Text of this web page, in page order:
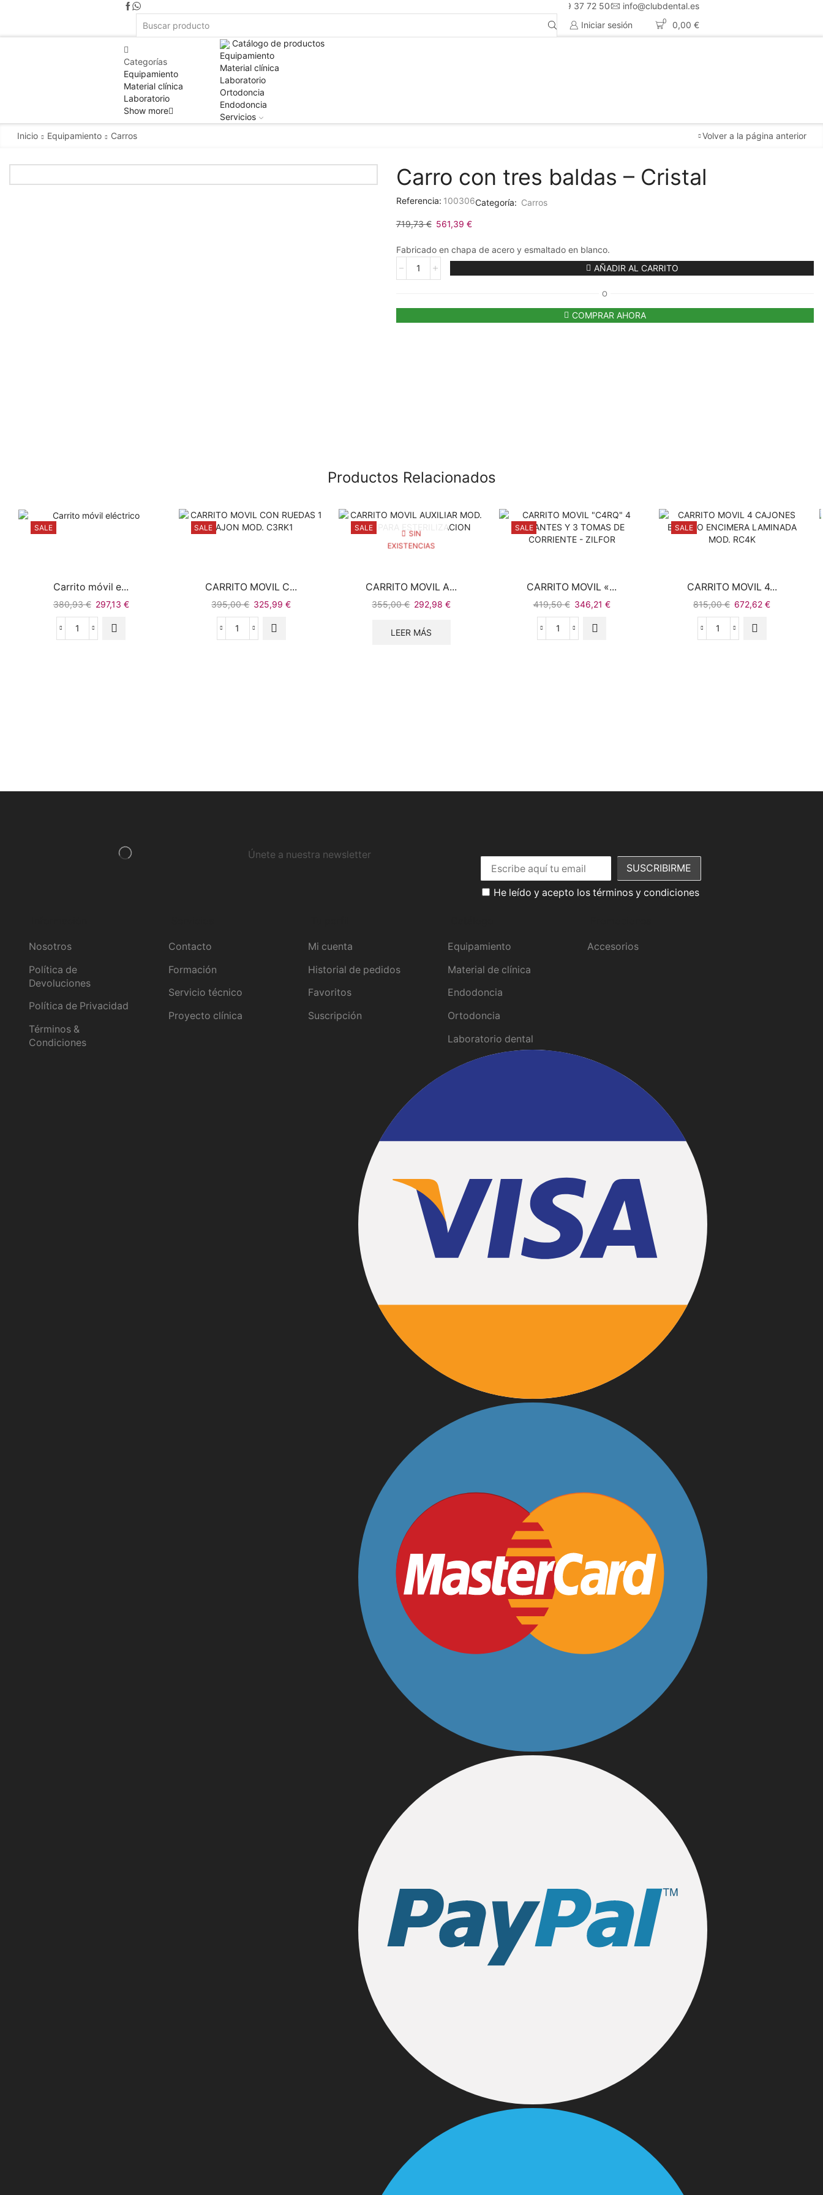
+34 659 37 72 50
info@clubdental.es
Iniciar sesión
0 0,00 €
Categorías
Equipamiento
Material clínica
Laboratorio
Show more
Catálogo de productos
Equipamiento
Material clínica
Laboratorio
Ortodoncia
Endodoncia
Servicios
Inicio
Equipamiento Carros Volver a la página anterior
Carro con tres baldas – Cristal
Referencia: 100306Categoría: Carros
719,73€ 561,39 €
Fabricado en chapa de acero y esmaltado en blanco.
AÑADIR AL CARRITO
O
COMPRAR AHORA
Productos Relacionados
SALE
Carrito móvil e...
380,93€ 297,13 €
SALE
CARRITO MOVIL C...
395,00€ 325,99€
SALE
SIN
EXISTENCIAS
CARRITO MOVIL A...
355,00€ 292,98€
LEER MÁS
SALE
CARRITO MOVIL «...
419,50€ 346,21 €
SALE
CARRITO MOVIL 4...
815,00€ 672,62€
Únete a nuestra newsletter
He leído y acepto los términos y condiciones
Nosotros
Política de
Devoluciones
Política de Privacidad
Términos &
Condiciones
Contacto
Formación
Servicio técnico
Proyecto clínica
Mi cuenta
Historial de pedidos
Favoritos
Suscripción
Equipamiento
Material de clínica
Endodoncia
Ortodoncia
Laboratorio dental
Accesorios